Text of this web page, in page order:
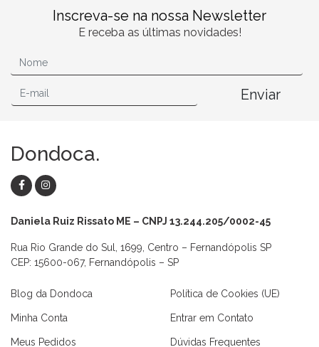
Inscreva-se na nossa Newsletter
E receba as últimas novidades!
Enviar
Dondoca.
Daniela Ruiz Rissato ME – CNPJ 13.244.205/0002-45
Rua Rio Grande do Sul, 1699, Centro – Fernandópolis SP
CEP: 15600-067, Fernandópolis – SP
Blog da Dondoca
Minha Conta
Meus Pedidos
Política de Cookies (UE)
Entrar em Contato
Dúvidas Frequentes